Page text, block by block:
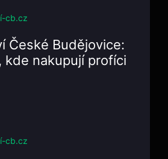
cb.cz
České Budějovice:
kde nakupují profíci
cb.cz